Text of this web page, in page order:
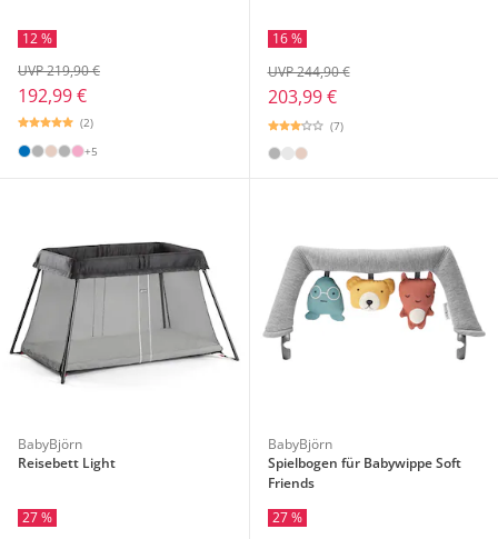
12 %
192,99 €
UVP 219,90 €
(2)
+5
16 %
203,99 €
UVP 244,90 €
(7)
BabyBjörn
Reisebett Light
27 %
BabyBjörn
Spielbogen für Babywippe Soft
Friends
27 %